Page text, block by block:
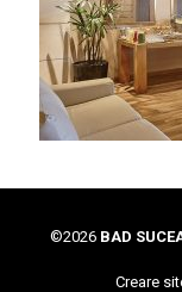
©2026 BAD
Creare